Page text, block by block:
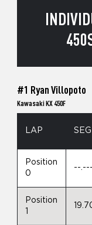
#1 Ryan Villopoto
Kawasaki KX 450F
LAP SEG
Position
0
--.---
Position
1